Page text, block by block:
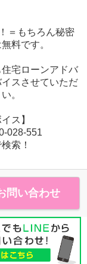
＝もちろん秘密
料です。
宅ローンアドバ
スさせていただ
。
ス】
028-551
索！
問い合わせ